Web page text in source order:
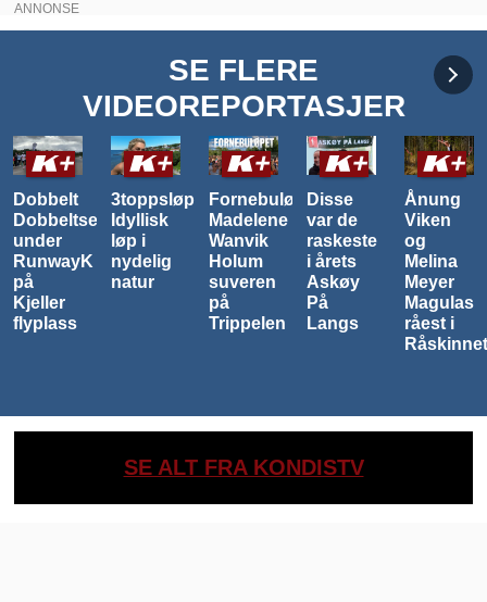
ANNONSE
SE FLERE
VIDEOREPORTASJER
3toppsløpet:
Idyllisk
løp i
nydelig
natur
Fornebuløpet:
Madelene
Wanvik
Holum
suveren
Disse
var de
raskeste
i årets
Askøy
På
Langs
Ånung
Viken
og
Melina
Meyer
Magulas
råest i
Trolsk
tåke da
Ekeberg
Backyard
Ultra
startet
lørdag
SE ALT FRA KONDISTV